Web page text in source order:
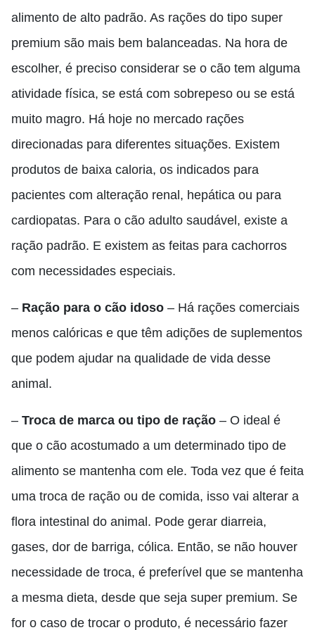
alimento de alto padrão. As rações do tipo super
premium são mais bem balanceadas. Na hora de
escolher, é preciso considerar se o cão tem alguma
atividade física, se está com sobrepeso ou se está
muito magro. Há hoje no mercado rações
direcionadas para diferentes situações. Existem
produtos de baixa caloria, os indicados para
pacientes com alteração renal, hepática ou para
cardiopatas. Para o cão adulto saudável, existe a
ração padrão. E existem as feitas para cachorros
com necessidades especiais.
– Ração para o cão idoso – Há rações comerciais
menos calóricas e que têm adições de suplementos
que podem ajudar na qualidade de vida desse
animal.
– Troca de marca ou tipo de ração – O ideal é
que o cão acostumado a um determinado tipo de
alimento se mantenha com ele. Toda vez que é feita
uma troca de ração ou de comida, isso vai alterar a
flora intestinal do animal. Pode gerar diarreia,
gases, dor de barriga, cólica. Então, se não houver
necessidade de troca, é preferível que se mantenha
a mesma dieta, desde que seja super premium. Se
for o caso de trocar o produto, é necessário fazer